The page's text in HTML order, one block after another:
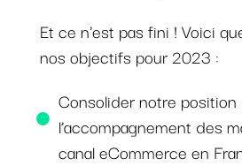
Et ce n'est pas fini ! Voici
nos objectifs pour 2023 :
Consolider notre
l’accompagnement des
canal eCommerce en